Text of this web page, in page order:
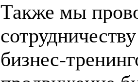
Также мы
бизнес-